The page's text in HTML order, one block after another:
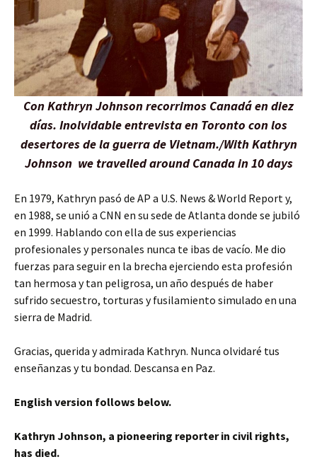
Con Kathryn Johnson recorrimos Canadá en diez
días. Inolvidable entrevista en Toronto con los
desertores de la guerra de Vietnam./With Kathryn
Johnson we travelled around Canada in 10 days
En 1979, Kathryn pasó de AP a U.S. News & World Report y,
en 1988, se unió a CNN en su sede de Atlanta donde se jubiló
en 1999. Hablando con ella de sus experiencias
profesionales y personales nunca te ibas de vacío. Me dio
fuerzas para seguir en la brecha ejerciendo esta profesión
tan hermosa y tan peligrosa, un año después de haber
sufrido secuestro, torturas y fusilamiento simulado en una
sierra de Madrid.
Gracias, querida y admirada Kathryn. Nunca olvidaré tus
enseñanzas y tu bondad. Descansa en Paz.
English version follows below.
Kathryn Johnson, a pioneering reporter in civil rights,
has died.